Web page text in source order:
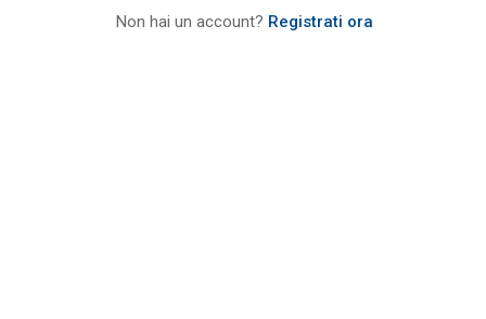
Non hai un account? Registrati ora